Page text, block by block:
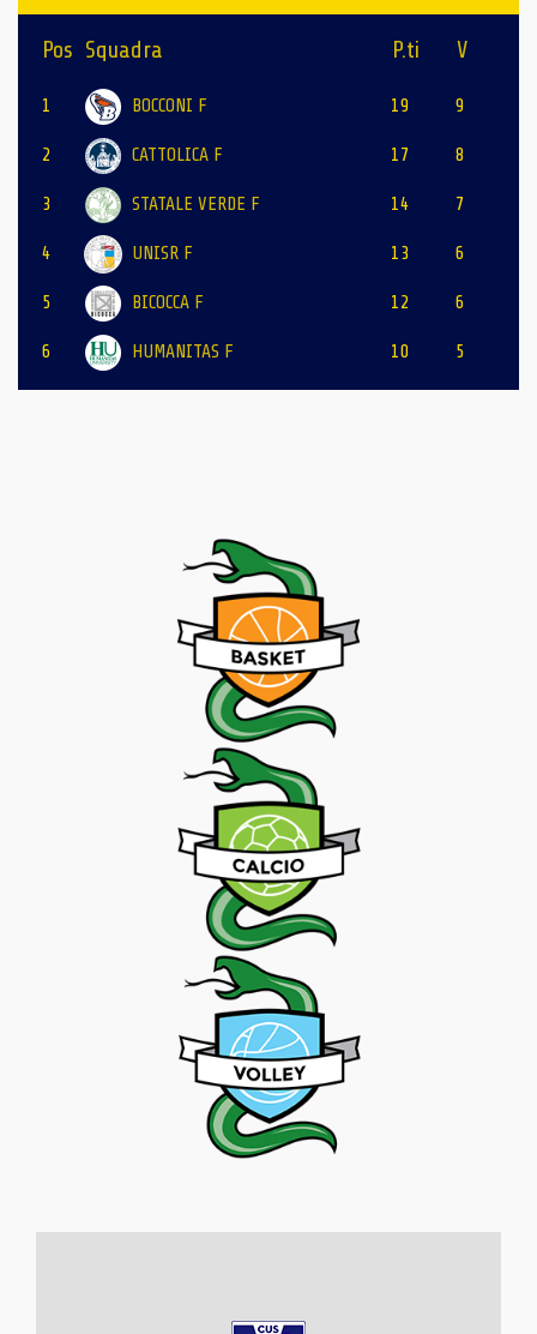
Pos Squadra P.ti V
1 BOCCONI F 19 9
2 CATTOLICA F 17 8
3 STATALE VERDE F 14 7
4 UNISR F 13 6
5 BICOCCA F 12 6
6 HUMANITAS F 10 5